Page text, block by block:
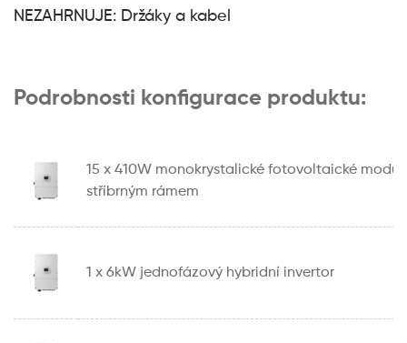
NEZAHRNUJE: Držáky a kabel
Podrobnosti konfigurace produktu:
15 x 410W monokrystalické fotovoltaické
stříbrným rámem
1 x 6kW jednofázový hybridní invertor